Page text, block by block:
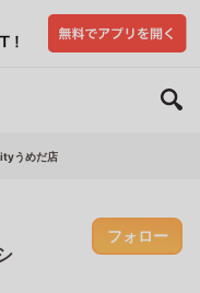
うめだ店
フォロー